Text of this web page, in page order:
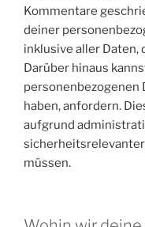
Kommentare
deiner
inklusive aller Daten,
Darüber hinaus
personenbezogenen
haben, anfordern.
aufgrund
müssen.